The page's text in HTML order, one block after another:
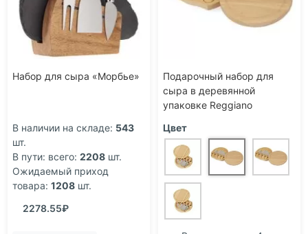
Набор для сыра «Морбье»
В наличии на складе: 543
шт.
В пути: всего: 2208 шт.
Ожидаемый приход
товара: 1208 шт.
2278.55₽
Подарочный набор для
сыра в деревянной
упаковке Reggiano
Цвет